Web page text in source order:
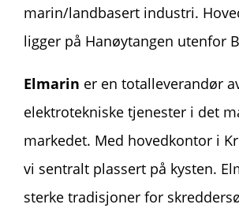
marin/landbasert industri.
ligger på Hanøytangen utenfor
Elmarin er en totalleverandør
elektrotekniske tjenester i det
markedet. Med hovedkontor i
vi sentralt plassert på kysten.
sterke tradisjoner for